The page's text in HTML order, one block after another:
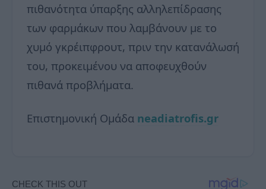
πιθανότητα ύπαρξης αλληλεπίδρασης
των φαρμάκων που λαμβάνουν με το
χυμό γκρέιπφρουτ, πριν την κατανάλωσή
του, προκειμένου να αποφευχθούν
πιθανά προβλήματα.
Επιστημονική Ομάδα neadiatrofis.gr